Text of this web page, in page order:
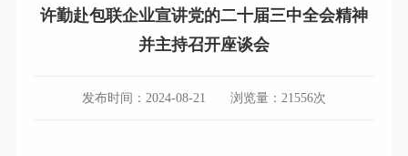
许勤赴包联企业宣讲党的二十届三中全会精神
并主持召开座谈会
发布时间： 2024-08-21 浏览量： 21556次